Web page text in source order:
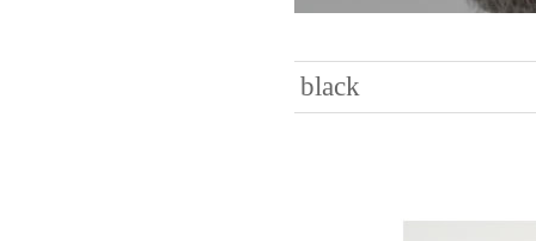
black